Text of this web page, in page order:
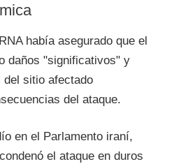
había asegurado que el
daños "significativos" y
del sitio afectado
del ataque.
en el Parlamento iraní,
el ataque en duros